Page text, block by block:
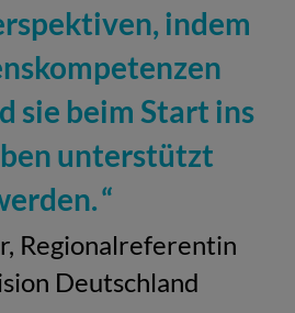
indem
sie beim Start ins
unterstützt
Regionalreferentin
Deutschland